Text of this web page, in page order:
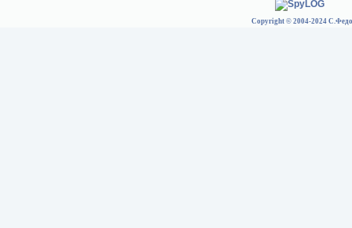
Copyright © 2004-2024